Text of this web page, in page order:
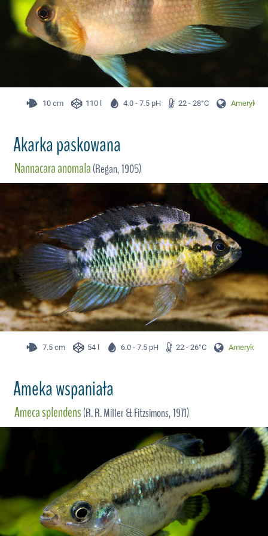
10 cm 110 l 4.0 - 7.5 pH 22 - 28°C Ameryka
Akarka paskowana
Nannacara anomala(Regan, 1905)
7.5 cm 54 l 6.0 - 7.5 pH 22 - 26°C Ameryka
Ameka wspaniała
Ameca splendens(R. R. Miller & Fitzsimons, 1971)